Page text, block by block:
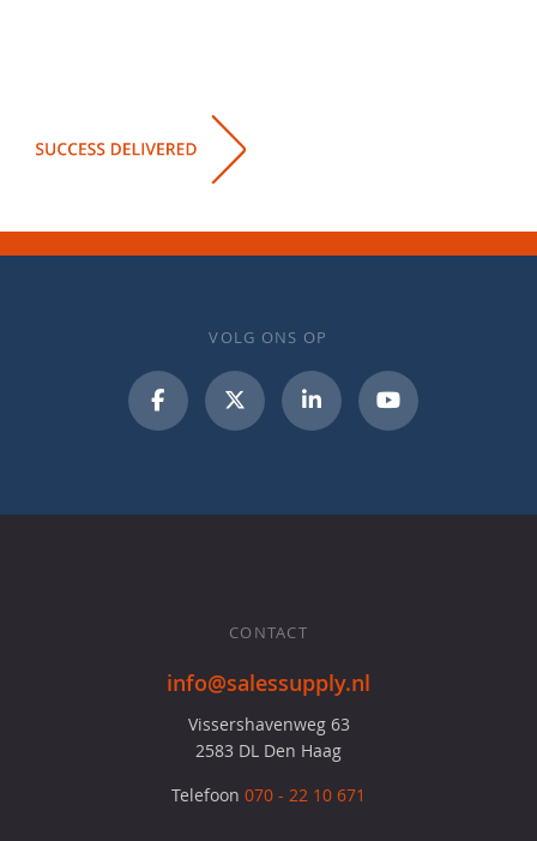
VOLG ONS OP
CONTACT
info@salessupply.nl
Vissershavenweg 63
2583 DL Den Haag
Telefoon 070 - 22 10 671